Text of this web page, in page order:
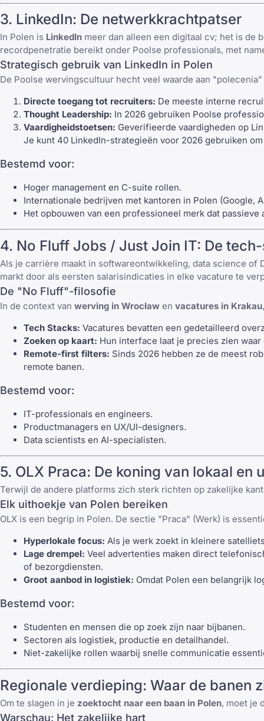
3. LinkedIn: De netwerkkrachtpatser
In Polen is LinkedIn meer dan alleen een digitaal cv; het is de
recordpenetratie bereikt onder Poolse professionals, met
Strategisch gebruik van LinkedIn in Polen
De Poolse wervingscultuur hecht veel waarde aan
Directe toegang tot recruiters: De meeste interne
Thought Leadership: In 2026 gebruiken Poolse
Vaardigheidstoetsen: Geverifieerde vaardigheden op
Je kunt 40 LinkedIn-strategieën voor 2026 gebruiken
Bestemd voor:
Hoger management en C-suite rollen.
Internationale bedrijven met kantoren in Polen (Google,
Het opbouwen van een professioneel merk dat passieve
4. No Fluff Jobs / Just Join IT: De
Als je carrière maakt in softwareontwikkeling, data science of
markt door als eersten salarisindicaties in elke vacature te
De "No Fluff"-filosofie
In de context van werving in Wrocław en vacatures in Krakau
Tech Stacks: Vacatures bevatten een gedetailleerd
Zoeken op kaart: Hun interface laat je precies zien
Remote-first filters: Sinds 2026 hebben ze de meest
remote banen.
Bestemd voor:
IT-professionals en engineers.
Productmanagers en UX/UI-designers.
Data scientists en AI-specialisten.
5. OLX Praca: De koning van lokaal en
Terwijl de andere platforms zich sterk richten op zakelijke
Elk uithoekje van Polen bereiken
OLX is een begrip in Polen. De sectie "Praca" (Werk) is
Hyperlokale focus: Als je werk zoekt in kleinere
Lage drempel: Veel advertenties maken direct
of bezorgdiensten.
Groot aanbod in logistiek: Omdat Polen een belangrijk
Bestemd voor:
Studenten en mensen die op zoek zijn naar bijbanen.
Sectoren als logistiek, productie en detailhandel.
Niet-zakelijke rollen waarbij snelle communicatie
Regionale verdieping: Waar de banen
Om te slagen in je zoektocht naar een baan in Polen, moet je
Warschau: Het zakelijke hart